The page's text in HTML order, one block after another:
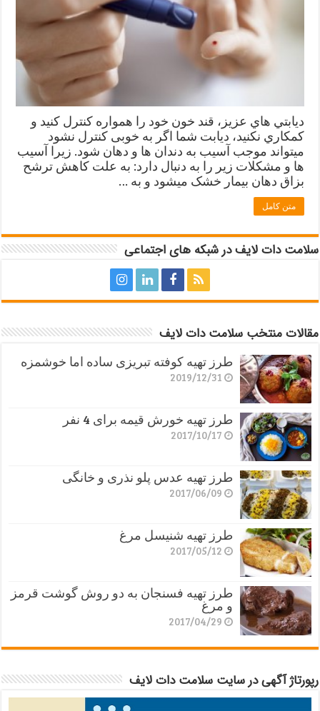
ديابتي هاي عزيز، قند خون خود را همواره كنترل كنيد و
كمكاري نكنيد، دیابت شما اگر به خوبی کنترل نشود
میتواند موجب آسیب به دندان ها و دهان شود. زيرا آسیب
ها و مشکلات زير را به دنبال دارد: به علت کاهش ترشح
بزاق دهان بیمار خشک میشود و به …
متن کامل
سلامت دات لایف در شبکه های اجتماعی
مقالات منتخب سلامت دات لایف
طرز تهیه کوفته تبریزی ساده اما خوشمزه
2019/12/31
طرز تهیه خورش قیمه برای 4 نفر
2017/10/17
طرز تهیه عدس پلو نذری و خانگی
2017/06/09
طرز تهیه شنیسل مرغ
2017/05/12
طرز تهیه فسنجان به دو روش گوشت قرمز
و مرغ
2017/04/29
رپورتاژ آگهی در سایت سلامت دات لایف